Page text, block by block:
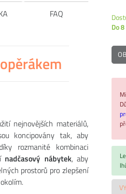
Do
FAQ
nejnovějších materiálů,
koncipovány tak, aby
rozmanité kombinaci
nadčasový nábytek, aby
prostorů pro zlepšení